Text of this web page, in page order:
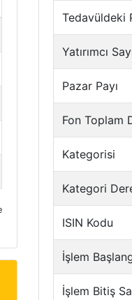
Tedavüldeki
Yatırımcı
Pazar Payı
Fon Toplam
Kategorisi
Kategori
ISIN Kodu
İşlem
İşlem Bitiş